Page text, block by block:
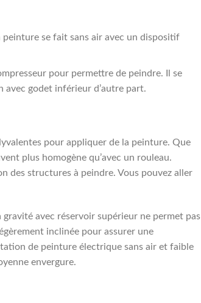
peinture se fait sans air avec un dispositif
pour permettre de peindre. Il se
avec godet inférieur d’autre part.
pour appliquer de la peinture. Que
plus homogène qu’avec un rouleau.
des structures à peindre. Vous pouvez aller
avec réservoir supérieur ne permet pas
inclinée pour assurer une
de peinture électrique sans air et faible
envergure.